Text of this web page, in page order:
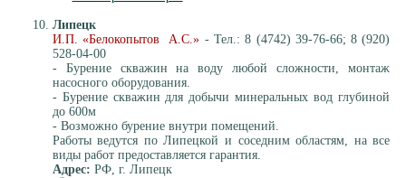
Липецк
И.П. «Белокопытов А.С.» - Тел.: 8 (4742) 39-76-66; 8 (920)
528-04-00
- Бурение скважин на воду любой сложности, монтаж
насосного оборудования.
- Бурение скважин для добычи минеральных вод глубиной
до 600м
- Возможно бурение внутри помещений.
Работы ведутся по Липецкой и соседним областям, на все
виды работ предоставляется гарантия.
Адрес: РФ, г. Липецк